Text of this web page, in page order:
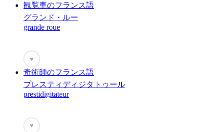
観覧車のフランス語
グランド・ルー
grande roue
♥
奇術師のフランス語
プレスティディジタトゥール
prestidigitateur
♥